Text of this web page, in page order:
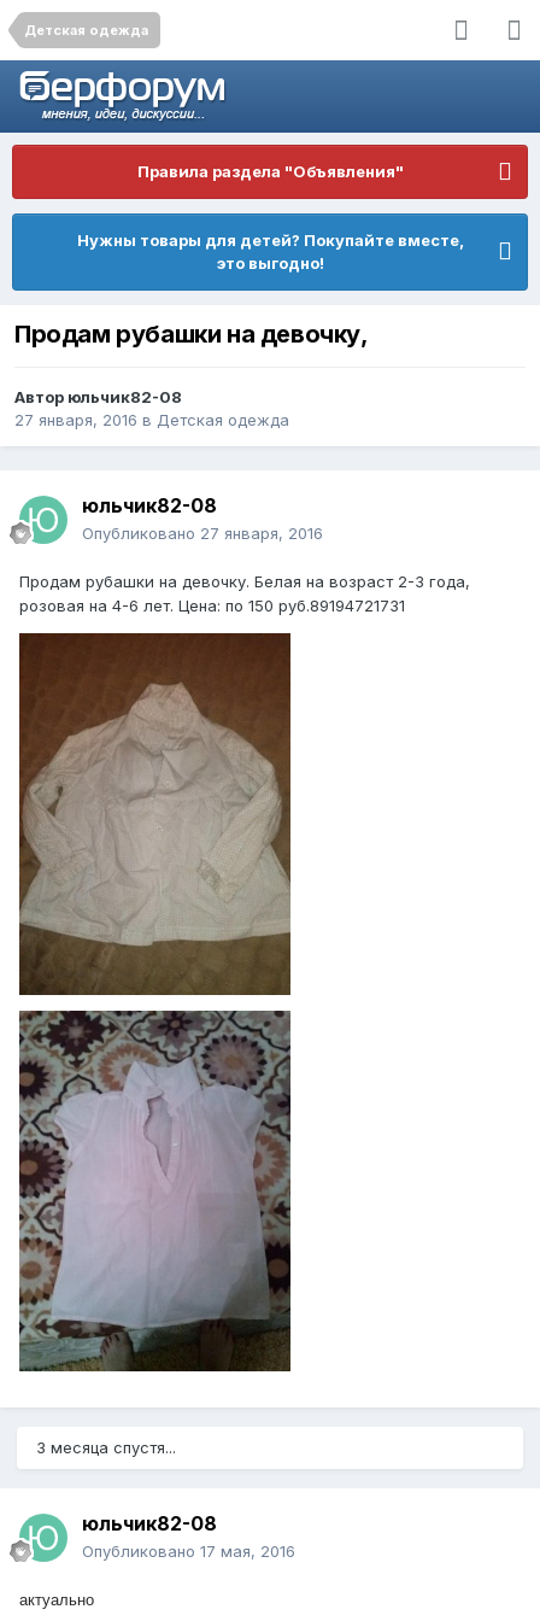
Детская одежда
Правила раздела "Объявления"
Нужны товары для детей? Покупайте вместе,
это выгодно!
Продам рубашки на девочку,
Автор юльчик82-08
27 января, 2016 в Детская одежда
юльчик82-08
Опубликовано 27 января, 2016
Продам рубашки на девочку. Белая на возраст 2-3 года,
розовая на 4-6 лет. Цена: по 150 руб.89194721731
3 месяца спустя...
юльчик82-08
Опубликовано 17 мая, 2016
актуально